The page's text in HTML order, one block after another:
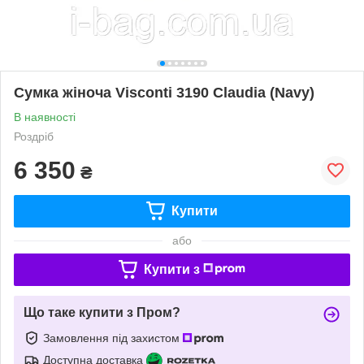
Сумка жіноча Visconti 3190 Claudia (Navy)
В наявності
Роздріб
6 350 ₴
Купити
або
Купити з
Що таке купити з Пром?
Замовлення під захистом
Доступна доставка